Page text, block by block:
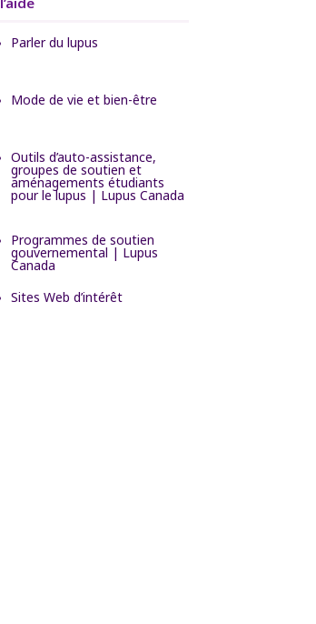
Parler du lupus
Mode de vie et bien-être
Outils d’auto-assistance,
groupes de soutien et
aménagements étudiants
pour le lupus | Lupus Canada
Programmes de soutien
gouvernemental | Lupus
Canada
Sites Web d’intérêt